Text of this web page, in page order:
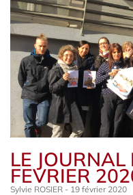
LE
FEVRIER
Sylvie ROSIER 19 février 2020